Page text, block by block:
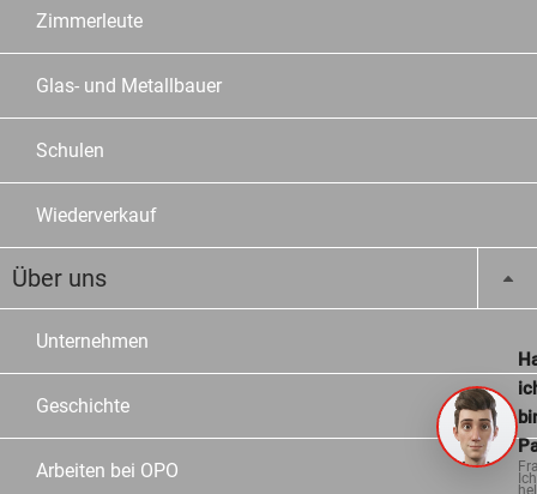
Zimmerleute
Glas- und Metallbauer
Schulen
Wiederverkauf
Über uns
Unternehmen
Geschichte
Arbeiten bei OPO Ich